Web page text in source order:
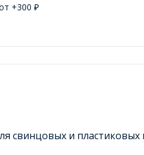
+300 ₽
и пластиковых